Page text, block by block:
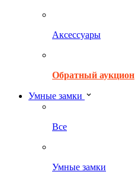
Аксессуары
Обратный аукцион
Умные замки
Все
Умные замки